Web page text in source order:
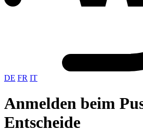
DE FR IT
Anmelden beim
Entscheide